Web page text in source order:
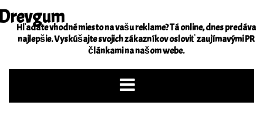
Skip
to
content
Hľadáte vhodné miesto na vašu reklame? Tá online, dnes predáva
najlepšie. Vyskúšajte svojich zákazníkov osloviť zaujímavými PR
článkami na našom webe.